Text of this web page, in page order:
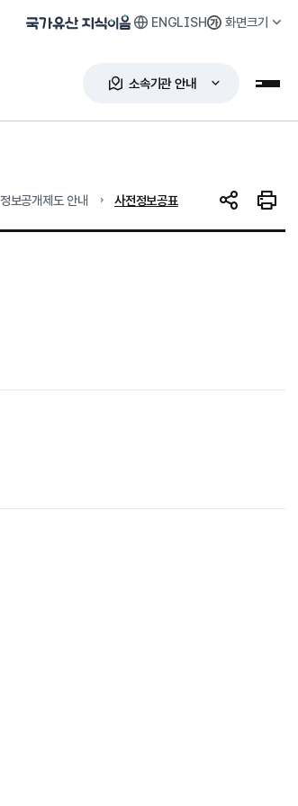
국가유산 지식이음 ENGLISH 화면크기
소속기관 안내 누리
정보공개제도 안내 현재 위치
사전정보공표 SNS 공유인쇄